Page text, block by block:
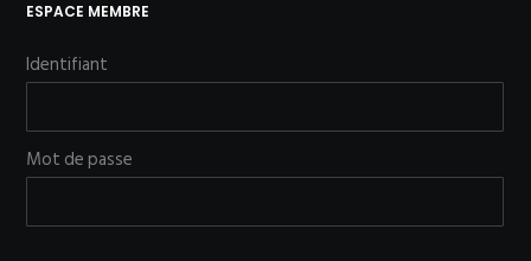
ESPACE MEMBRE
Identifiant
Mot de passe